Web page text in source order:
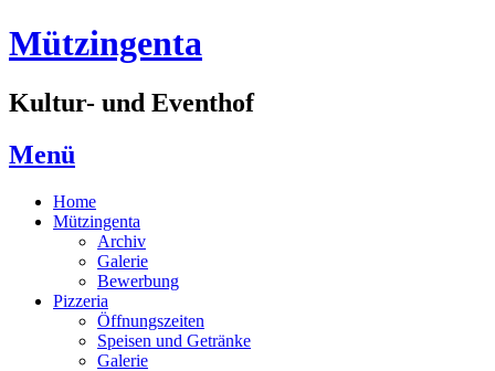
Zum
Inhalt
Mützingenta
Kultur- und Eventhof
Menü
Home
Mützingenta
Archiv
Galerie
Bewerbung
Pizzeria
Öffnungszeiten
Speisen und Getränke
Galerie